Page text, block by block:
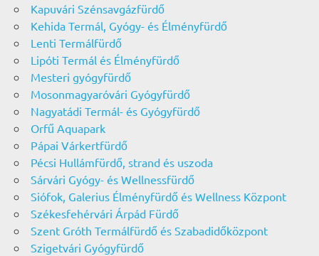
Kapuvári Szénsavgázfürdő
Kehida Termál, Gyógy- és Élményfürdő
Lenti Termálfürdő
Lipóti Termál és Élményfürdő
Mesteri gyógyfürdő
Mosonmagyaróvári Gyógyfürdő
Nagyatádi Termál- és Gyógyfürdő
Orfű Aquapark
Pápai Várkertfürdő
Pécsi Hullámfürdő, strand és uszoda
Sárvári Gyógy- és Wellnessfürdő
Siófok, Galerius Élményfürdő és Wellness Központ
Székesfehérvári Árpád Fürdő
Szent Gróth Termálfürdő és Szabadidőközpont
Szigetvári Gyógyfürdő